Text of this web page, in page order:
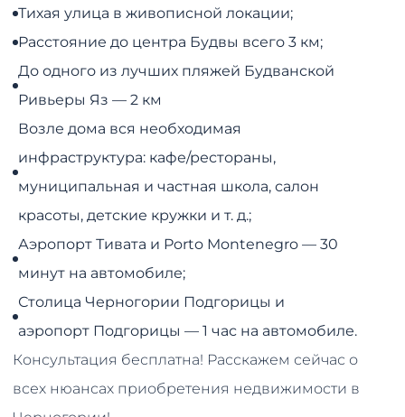
Тихая улица в живописной локации;
Расстояние до центра Будвы всего 3 км;
До одного из лучших пляжей Будванской
Ривьеры Яз — 2 км
Возле дома вся необходимая
инфраструктура: кафе/рестораны,
муниципальная и частная школа, салон
красоты, детские кружки и т. д.;
Аэропорт Тивата и Porto Montenegro — 30
минут на автомобиле;
Столица Черногории Подгорицы и
аэропорт Подгорицы — 1 час на автомобиле.
Консультация бесплатна! Расскажем сейчас о
всех нюансах приобретения недвижимости в